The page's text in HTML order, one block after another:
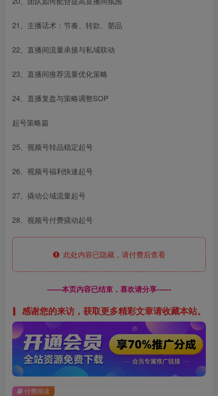
21、主播话术：节奏、转款、塑品
22、直播间流量承接与私域联动
23、直播间推荐流量优化策略
24、直播复盘与策略调整SOP
起号策略篇
25、视频号转品稳定起号
26、视频号福利快速起号
27、撬动公域流量起号
28、视频号付费撬动起号
此处内容已隐藏，请付费后查看
------本页内容已结束，喜欢请分享------
感谢您的来访，获取更多精彩文章请收藏本站。
付费阅读